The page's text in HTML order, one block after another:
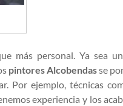
más personal. Ya sea
pintores Alcobendasse
Por ejemplo, técnicas
experiencia y los